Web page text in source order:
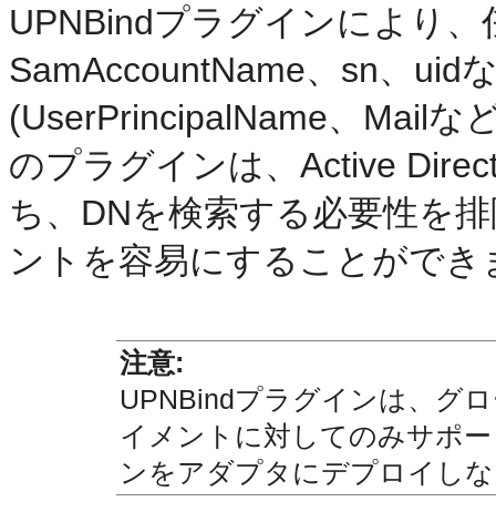
UPNBindプラグインにより
SamAccountName、sn、uid
(UserPrincipalName、Mailな
のプラグインは、Active
ち、DNを検索する必要性を
ントを容易にすることができ
注意:
UPNBindプラグインは、グ
イメントに対してのみサポ
ンをアダプタにデプロイし